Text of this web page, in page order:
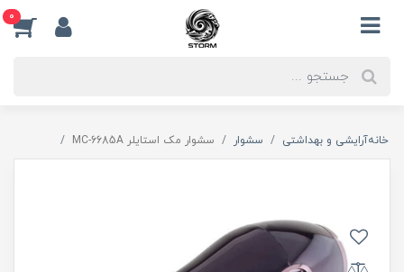
0
خانهآرایشی و بهداشتی سشوار سشوار مک استایلر MC-6685A